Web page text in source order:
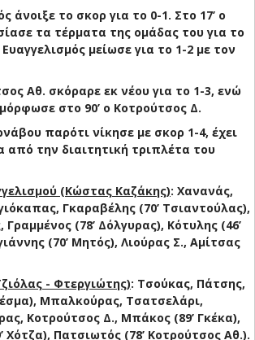
άνοιξε το σκορ για το 0-1. Στο 17’ ο
τα τέρματα της ομάδας του για το
μείωσε για το 1-2 με τον
Αθ. σκόραρε εκ νέου για το 1-3, ενώ
στο 90’ ο Κοτρούτσος Δ.
παρότι νίκησε με σκορ 1-4, έχει
την διαιτητική τριπλέτα του
(Κώστας Καζάκης): Χανανάς,
Γκαραβέλης (70’ Τσιαντούλας),
(78’ Δόλγυρας), Κότυλης (46’
(70’ Μητός), Λιούρας Σ., Αμίτσας
- Φτεργιώτης): Τσούκας, Πάτσης,
Μπαλκούρας, Τσατσελάρι,
Κοτρούτσος Δ., Μπάκος (89’ Γκέκα),
Χότζα), Πατσιωτός (78’ Κοτρούτσος Aθ.).